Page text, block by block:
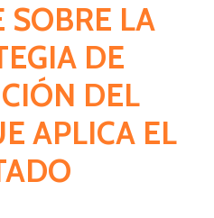
SOBRE LA
DE
DEL
APLICA EL